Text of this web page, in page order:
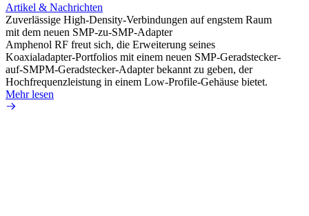
Artikel & Nachrichten
Zuverlässige High-Density-Verbindungen auf engstem Raum
mit dem neuen SMP-zu-SMP-Adapter
Amphenol RF freut sich, die Erweiterung seines
Koaxialadapter-Portfolios mit einem neuen SMP-Geradstecker-
auf-SMPM-Geradstecker-Adapter bekannt zu geben, der
Hochfrequenzleistung in einem Low-Profile-Gehäuse bietet.
Mehr lesen